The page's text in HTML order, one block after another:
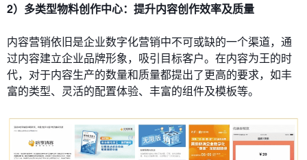
2）多类型物料创作中心：提升内容创作效率及质量
内容营销依旧是企业数字化营销中不可或缺的一个渠道，通
过内容建立企业品牌形象，吸引目标客户。在内容为王的时
代，对于内容生产的数量和质量都提出了更高的要求，如丰
富的类型、灵活的配置体验、丰富的组件及模板等。